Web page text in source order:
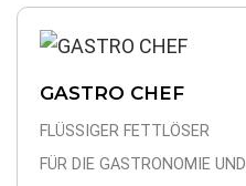
GASTRO CHEF
FLÜSSIGER FETTLÖSER
FÜR DIE GASTRONOMIE UND